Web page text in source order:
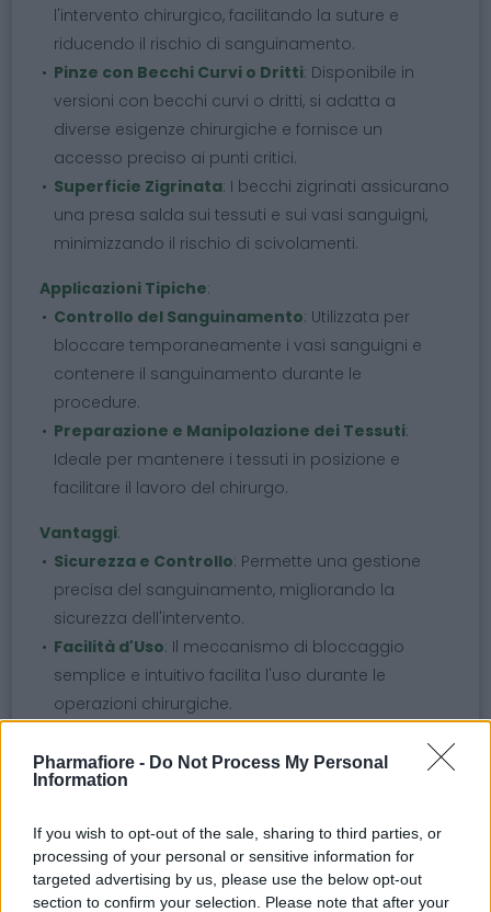
Pharmafiore - Do Not Process My Personal
Information
If you wish to opt-out of the sale, sharing to third parties, or
processing of your personal or sensitive information for
targeted advertising by us, please use the below opt-out
section to confirm your selection. Please note that after your
l'intervento chirurgico, facilitando la suture e
riducendo il rischio di sanguinamento.
Pinze con Becchi Curvi o Dritti: Disponibile in
versioni con becchi curvi o dritti, si adatta a
diverse esigenze chirurgiche e fornisce un
accesso preciso ai punti critici.
Superficie Zigrinata: I becchi zigrinati assicurano
una presa salda sui tessuti e sui vasi sanguigni,
minimizzando il rischio di scivolamenti.
Applicazioni Tipiche:
Controllo del Sanguinamento: Utilizzata per
bloccare temporaneamente i vasi sanguigni e
contenere il sanguinamento durante le
procedure.
Preparazione e Manipolazione dei Tessuti:
Ideale per mantenere i tessuti in posizione e
facilitare il lavoro del chirurgo.
Vantaggi:
Sicurezza e Controllo: Permette una gestione
precisa del sanguinamento, migliorando la
sicurezza dell'intervento.
Facilità d'Uso: Il meccanismo di bloccaggio
semplice e intuitivo facilita l'uso durante le
operazioni chirurgiche.
controllo efficace del sanguinamento e una
chirurgiche.
Argomenti